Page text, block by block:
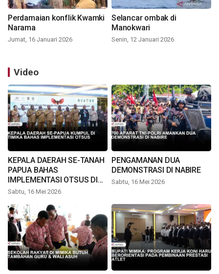
Perdamaian konflik Kwamki
Narama
Jumat, 16 Januari 2026
Selancar ombak di
Manokwari
Senin, 12 Januari 2026
Video
KEPALA DAERAH SE-TANAH
PAPUA BAHAS
IMPLEMENTASI OTSUS DI
TIMIKA
Sabtu, 16 Mei 2026
PENGAMANAN DUA
DEMONSTRASI DI NABIRE
Sabtu, 16 Mei 2026